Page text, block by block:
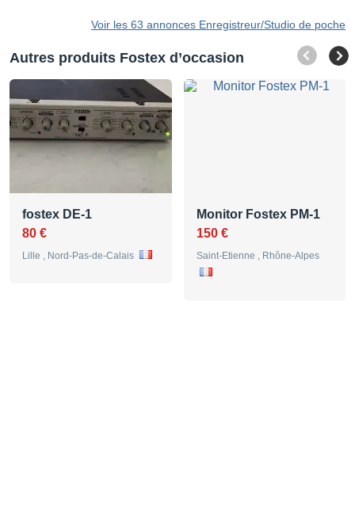
Voir les 63 annonces Enregistreur/Studio de poche
Autres produits Fostex d’occasion
fostex DE-1
80 €
Lille , Nord-Pas-de-Calais
Monitor Fostex PM-1
150 €
Saint-Etienne , Rhône-Alpes